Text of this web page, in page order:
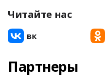
Читайте нас
Партнеры